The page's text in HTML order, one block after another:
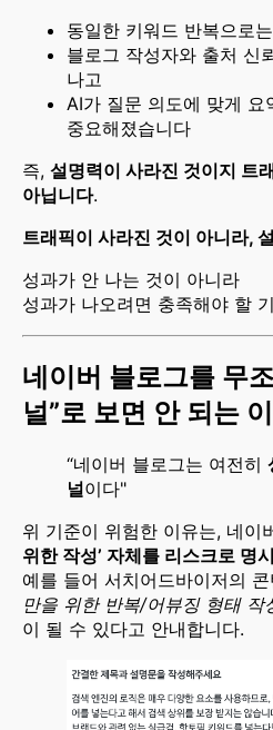
동일한 키워드 반복으로
블로그 작성자와 출처 신
나고
AI가 질문 의도에 맞게 요
중요해졌습니다
즉, 설명력이 사라진 것이지 트
아닙니다.
트래픽이 사라진 것이 아니라,
성과가 안 나는 것이 아니라
성과가 나오려면 충족해야 할
네이버 블로그를 무
널”로 보면 안 되는
“네이버 블로그는 여전히
널이다"
위 기준이 위험한 이유는, 네이
위한 작성’ 자체를 리스크로 명시
예를 들어 서치어드바이저의
만을 위한 반복/어뷰징 형태 작
이 될 수 있다고 안내합니다.